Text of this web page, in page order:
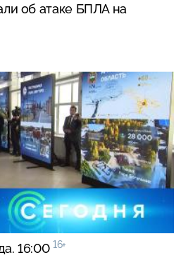
об атаке БПЛА на
16:00 16+